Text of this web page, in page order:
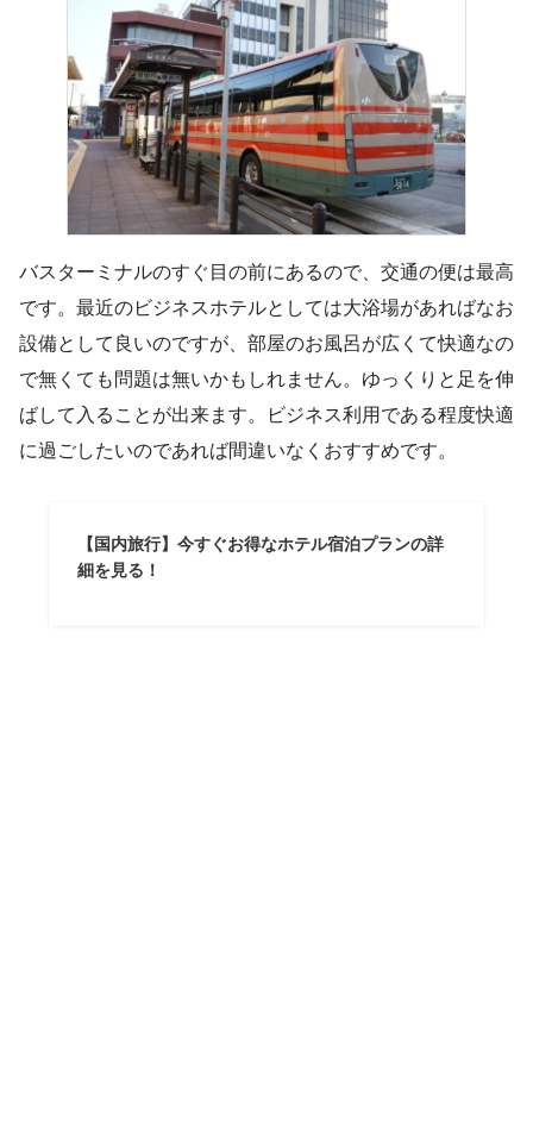
バスターミナルのすぐ目の前にあるので、交通の便は最高
です。最近のビジネスホテルとしては大浴場があればなお
設備として良いのですが、部屋のお風呂が広くて快適なの
で無くても問題は無いかもしれません。ゆっくりと足を伸
ばして入ることが出来ます。ビジネス利用である程度快適
に過ごしたいのであれば間違いなくおすすめです。
【国内旅行】今すぐお得なホテル宿泊プランの詳
細を見る！